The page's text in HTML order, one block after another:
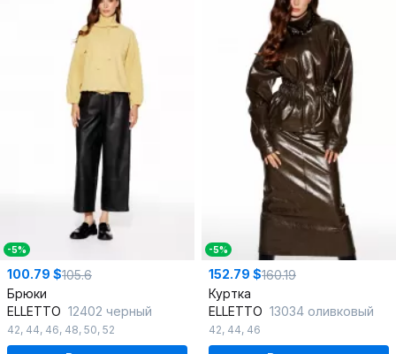
-5%
100.79 $105.6
Брюки
ELLETTO 12402 черный
42, 44, 46, 48, 50, 52
-5%
152.79 $160.19
Куртка
ELLETTO 13034 оливковый
42, 44, 46